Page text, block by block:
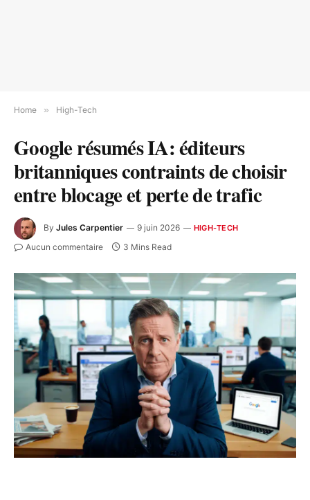
Home » High-Tech
Google résumés IA: éditeurs
britanniques contraints de choisir
entre blocage et perte de trafic
By Jules Carpentier 9 juin 2026 HIGH-TECH
Aucun commentaire 3 Mins Read